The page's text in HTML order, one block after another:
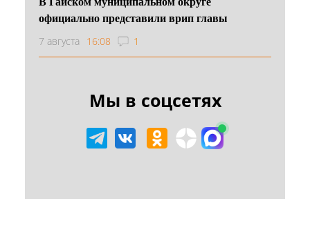
официально представили врип главы
7 августа 16:08 1
Мы в соцсетях